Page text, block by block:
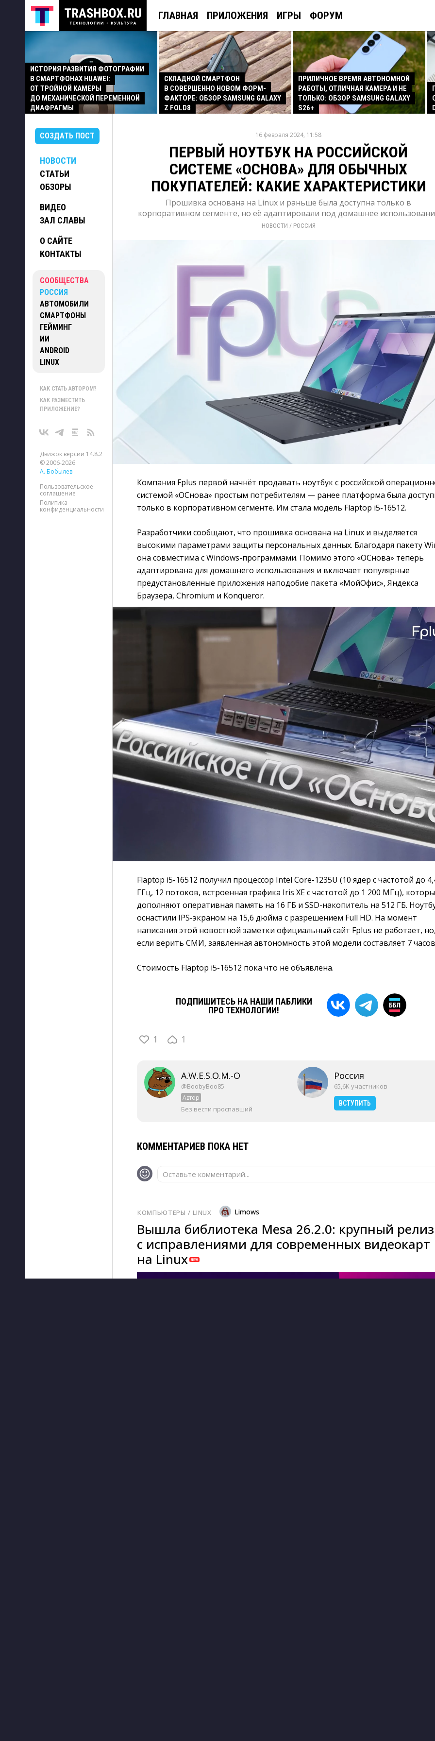
ГЛАВНАЯ ПРИЛОЖЕНИЯ ИГРЫ ФОРУМ
ИСТОРИЯ РАЗВИТИЯ ФОТОГРАФИИ
В СМАРТФОНАХ HUAWEI:
ОТ ТРОЙНОЙ КАМЕРЫ
ДО МЕХАНИЧЕСКОЙ ПЕРЕМЕННОЙ
ДИАФРАГМЫ
СКЛАДНОЙ СМАРТФОН
В СОВЕРШЕННО НОВОМ ФОРМ-
ФАКТОРЕ: ОБЗОР SAMSUNG GALAXY
Z FOLD8
ПРИЛИЧНОЕ ВРЕМЯ АВТОНОМНОЙ
РАБОТЫ, ОТЛИЧНАЯ КАМЕРА И НЕ
ТОЛЬКО: ОБЗОР SAMSUNG GALAXY
S26+
СОЗДАТЬ ПОСТ
НОВОСТИ
СТАТЬИ
ОБЗОРЫ
ВИДЕО
ЗАЛ СЛАВЫ
О САЙТЕ
КОНТАКТЫ
СООБЩЕСТВА
РОССИЯ
АВТОМОБИЛИ
СМАРТФОНЫ
ГЕЙМИНГ
ИИ
ANDROID
LINUX
КАК СТАТЬ АВТОРОМ?
КАК РАЗМЕСТИТЬ
ПРИЛОЖЕНИЕ?
Движок версии 14.8.2
© 2006-2026
А. Бобылев
Пользовательское
соглашение
Политика
конфиденциальности
16 февраля 2024, 11:58
ПЕРВЫЙ НОУТБУК НА РОССИЙСКОЙ
СИСТЕМЕ «ОСНОВА» ДЛЯ ОБЫЧНЫХ
ПОКУПАТЕЛЕЙ: КАКИЕ ХАРАКТЕРИСТИКИ
Прошивка основана на Linux и раньше была доступна только в
корпоративном сегменте, но её адаптировали под домашнее
НОВОСТИ / РОССИЯ
Компания Fplus первой начнёт продавать ноутбук с российской
системой «ОСнова» простым потребителям — ранее платформа была
только в корпоративном сегменте. Им стала модель Flaptop i5-16512.
Разработчики сообщают, что прошивка основана на Linux и выделяется
высокими параметрами защиты персональных данных. Благодаря пакету
она совместима с Windows-программами. Помимо этого «ОСнова» теперь
адаптирована для домашнего использования и включает популярные
предустановленные приложения наподобие пакета «МойОфис», Яндекса
Браузера, Chromium и Konqueror.
Flaptop i5-16512 получил процессор Intel Core-1235U (10 ядер с частотой до
ГГц, 12 потоков, встроенная графика Iris XE с частотой до 1 200 МГц),
дополняют оперативная память на 16 ГБ и SSD-накопитель на 512 ГБ.
оснастили IPS-экраном на 15,6 дюйма с разрешением Full HD. На момент
написания этой новостной заметки официальный сайт Fplus не работает, но,
если верить СМИ, заявленная автономность этой модели составляет 7
Стоимость Flaptop i5-16512 пока что не объявлена.
ПОДПИШИТЕСЬ НА НАШИ ПАБЛИКИ
ПРО ТЕХНОЛОГИИ!
1 1
A.W.E.S.O.M.-O
@BoobyBoo85
Автор
Без вести проспавший
Россия
65,6K участников
ВСТУПИТЬ
КОММЕНТАРИЕВ ПОКА НЕТ
Оставьте комментарий...
КОМПЬЮТЕРЫ / LINUX Limows
Вышла библиотека Mesa 26.2.0: крупный релиз
с исправлениями для современных видеокарт
на Linux